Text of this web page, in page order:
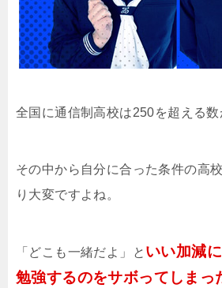
全国に通信制高校は250を超える数
その中から自分に合った条件の高
り大変ですよね。
「どこも一緒だよ」と いい加減
勉強するのをサボってしまっ